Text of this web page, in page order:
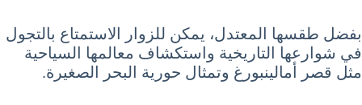
بفضل طقسها المعتدل، يمكن للزوار الاستمتاع بالتجول
في شوارعها التاريخية واستكشاف معالمها السياحية
مثل قصر أمالينبورغ وتمثال حورية البحر الصغيرة.